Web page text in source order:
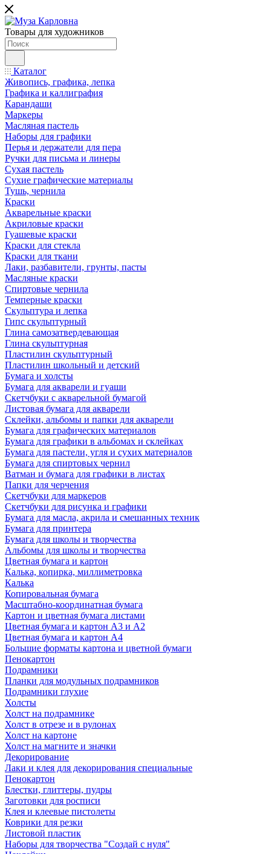
Товары для художников
Каталог
Живопись, графика, лепка
Графика и каллиграфия
Карандаши
Маркеры
Масляная пастель
Наборы для графики
Перья и держатели для пера
Ручки для письма и линеры
Сухая пастель
Сухие графические материалы
Тушь, чернила
Краски
Акварельные краски
Акриловые краски
Гуашевые краски
Краски для стекла
Краски для ткани
Лаки, разбавители, грунты, пасты
Масляные краски
Спиртовые чернила
Темперные краски
Скульптура и лепка
Гипс скульптурный
Глина самозатвердевающая
Глина скульптурная
Пластилин скульптурный
Пластилин школьный и детский
Бумага и холсты
Бумага для акварели и гуаши
Скетчбуки с акварельной бумагой
Листовая бумага для акварели
Склейки, альбомы и папки для акварели
Бумага для графических материалов
Бумага для графики в альбомах и склейках
Бумага для пастели, угля и сухих материалов
Бумага для спиртовых чернил
Ватман и бумага для графики в листах
Папки для черчения
Скетчбуки для маркеров
Скетчбуки для рисунка и графики
Бумага для масла, акрила и смешанных техник
Бумага для принтера
Бумага для школы и творчества
Альбомы для школы и творчества
Цветная бумага и картон
Калька, копирка, миллиметровка
Калька
Копировальная бумага
Масштабно-координатная бумага
Картон и цветная бумага листами
Цветная бумага и картон А3 и А2
Цветная бумага и картон А4
Большие форматы картона и цветной бумаги
Пенокартон
Подрамники
Планки для модульных подрамников
Подрамники глухие
Холсты
Холст на подрамнике
Холст в отрезе и в рулонах
Холст на картоне
Холст на магните и значки
Декорирование
Лаки и клея для декорирования специальные
Пенокартон
Блестки, глиттеры, пудры
Заготовки для росписи
Клея и клеевые пистолеты
Коврики для резки
Листовой пластик
Наборы для творчества "Создай с нуля"